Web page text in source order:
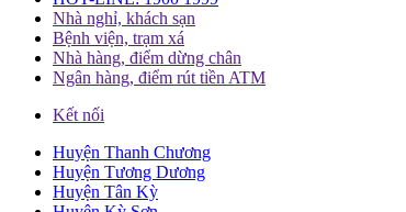
Nhà nghỉ, khách sạn
Bệnh viện, trạm xá
Nhà hàng, điểm dừng chân
Ngân hàng, điểm rút tiền ATM
Kết nối
Huyện Thanh Chương
Huyện Tương Dương
Huyện Tân Kỳ